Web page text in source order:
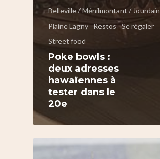
Belleville / Ménilmontant / Jourdain
Plaine Lagny Restos
Se régaler
Street food
Poke bowls :
deux adresses
hawaïennes à
tester dans le
20e